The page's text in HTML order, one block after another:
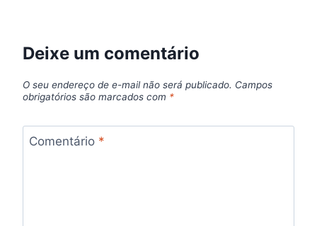
Deixe um comentário
O seu endereço de e-mail não será publicado. Campos
obrigatórios são marcados com *
Comentário *